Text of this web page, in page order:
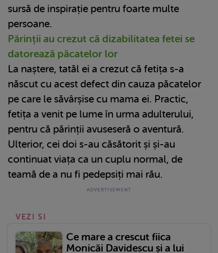
sursă de inspirație pentru foarte multe
persoane.
Părinții au crezut că dizabilitatea fetei se
datorează păcatelor lor
La naștere, tatăl ei a crezut că fetița s-a
născut cu acest defect din cauza păcatelor
pe care le săvârșise cu mama ei. Practic,
fetița a venit pe lume în urma adulterului,
pentru că părinții avuseseră o aventură.
Ulterior, cei doi s-au căsătorit și și-au
continuat viața ca un cuplu normal, de
teamă de a nu fi pedepsiți mai rău.
VEZI SI
Ce mare a crescut fiica
Monicăi Davidescu și a lui